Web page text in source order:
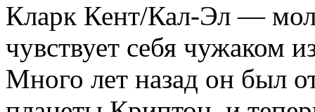
Кларк Кент/Кал-Эл —
чувствует себя чужаком
Много лет назад он был